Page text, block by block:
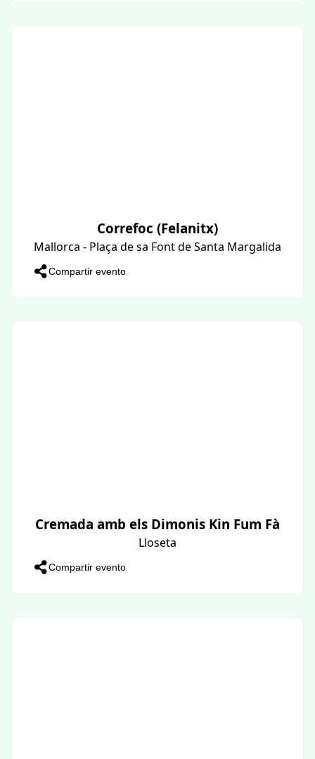
Correfoc (Felanitx)
Mallorca - Plaça de sa Font de Santa Margalida
Compartir evento
Cremada amb els Dimonis Kin Fum Fà
Lloseta
Compartir evento